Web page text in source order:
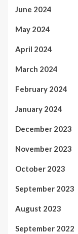
June 2024
May 2024
April 2024
March 2024
February 2024
January 2024
December 2023
November 2023
October 2023
September 2023
August 2023
September 2022